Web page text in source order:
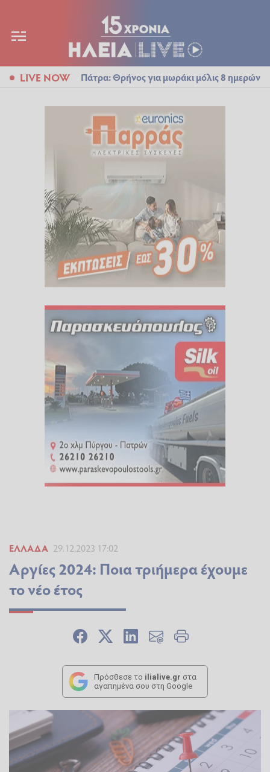
LIVE NOW Πάτρα: Θρήνος για μωράκι μόλις 8 ημερών
ΕΛΛΆΔΑ 29.12.2023 17:02
Αργίες 2024: Ποια τριήμερα έχουμε
το νέο έτος
Πρόσθεσε το ilialive.gr στα
αγαπημένα σου στη Google